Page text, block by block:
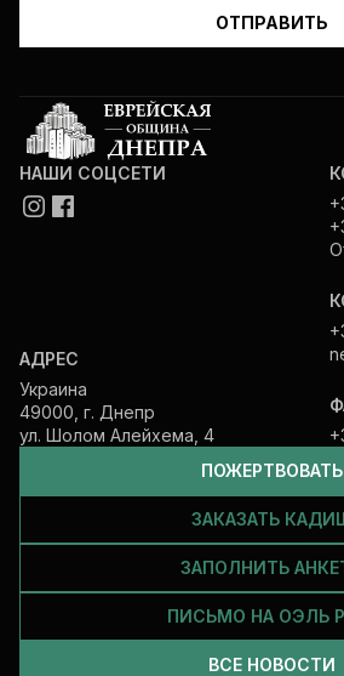
ПОЖЕРТВОВАТЬ
ЗАКАЗАТЬ
ЗАПОЛНИТЬ
ПИСЬМО НА ОЭЛЬ
ВСЕ НОВОСТИ
НАШИ СОЦСЕТИ
АДРЕС
Украина
49000, г. Днепр
ул. Шолом Алейхема, 4